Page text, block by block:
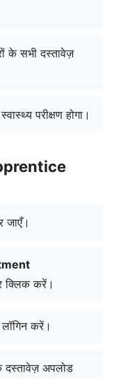
के सभी दस्तावेज़
परीक्षण होगा।
जाएँ।
क्लिक करें।
करें।
अपलोड